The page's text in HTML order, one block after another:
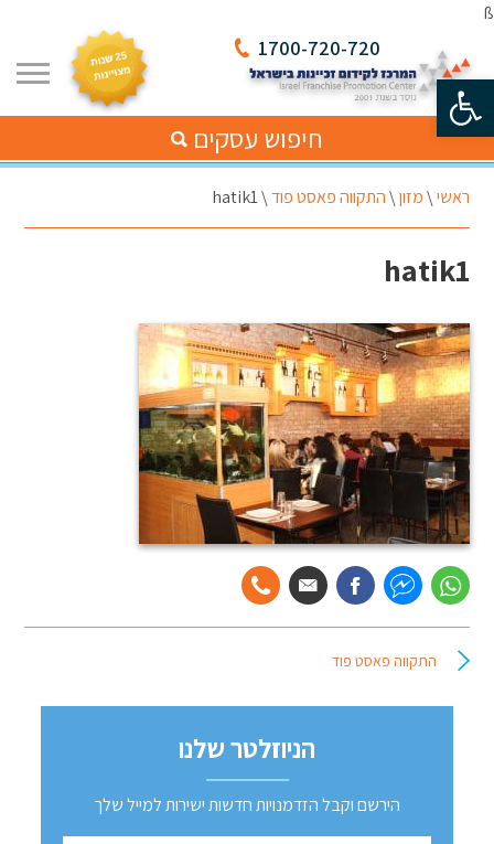
פתח סרגל נגישות
ß
1700-720-720
חיפוש עסקים
ראשי\מזון\התקווה פאסט פוד\
hatik1
hatik1
התקווה פאסט פוד
הניוזלטר שלנו
הירשם וקבל הזדמנויות חדשות ישירות למייל שלך